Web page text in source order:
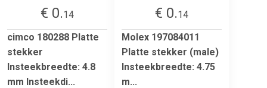
€ 0.14
cimco 180288 Platte
stekker
Insteekbreedte: 4.8
mm Insteekdi...
€ 0.14
Molex 197084011
Platte stekker (male)
Insteekbreedte: 4.75
m...